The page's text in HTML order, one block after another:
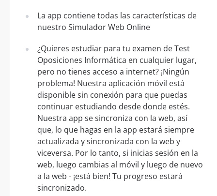
La app contiene todas las características de
nuestro Simulador Web Online
¿Quieres estudiar para tu examen de Test
Oposiciones Informática en cualquier lugar,
pero no tienes acceso a internet? ¡Ningún
problema! Nuestra aplicación móvil está
disponible sin conexión para que puedas
continuar estudiando desde donde estés.
Nuestra app se sincroniza con la web, así
que, lo que hagas en la app estará siempre
actualizada y sincronizada con la web y
viceversa. Por lo tanto, si inicias sesión en la
web, luego cambias al móvil y luego de nuevo
a la web - ¡está bien! Tu progreso estará
sincronizado.